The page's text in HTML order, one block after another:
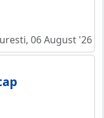
06 August '26